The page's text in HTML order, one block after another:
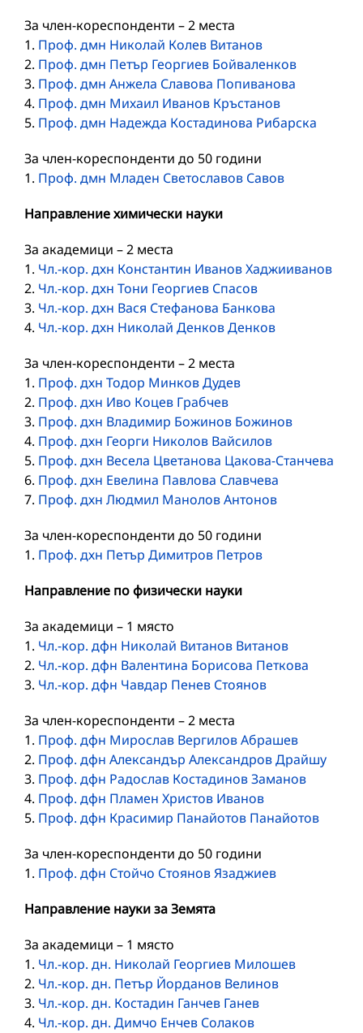
За член-кореспонденти – 2 места
1. Проф. дмн Николай Колев Витанов
2. Проф. дмн Петър Георгиев Бойваленков
3. Проф. дмн Анжела Славова Попиванова
4. Проф. дмн Михаил Иванов Кръстанов
5. Проф. дмн Надежда Костадинова Рибарска
За член-кореспонденти до 50 години
1. Проф. дмн Младен Светославов Савов
Направление химически науки
За академици – 2 места
1. Чл.-кор. дхн Константин Иванов Хаджииванов
2. Чл.-кор. дхн Тони Георгиев Спасов
3. Чл.-кор. дхн Вася Стефанова Банкова
4. Чл.-кор. дхн Николай Денков Денков
За член-кореспонденти – 2 места
1. Проф. дхн Тодор Минков Дудев
2. Проф. дхн Иво Коцев Грабчев
3. Проф. дхн Владимир Божинов Божинов
4. Проф. дхн Георги Николов Вайсилов
5. Проф. дхн Весела Цветанова Цакова-Станчева
6. Проф. дхн Евелина Павлова Славчева
7. Проф. дхн Людмил Манолов Антонов
За член-кореспонденти до 50 години
1. Проф. дхн Петър Димитров Петров
Направление по физически науки
За академици – 1 място
1. Чл.-кор. дфн Николай Витанов Витанов
2. Чл.-кор. дфн Валентина Борисова Петкова
3. Чл.-кор. дфн Чавдар Пенев Стоянов
За член-кореспонденти – 2 мeста
1. Проф. дфн Мирослав Вергилов Абрашев
2. Проф. дфн Александър Александров Драйшу
3. Проф. дфн Радослав Костадинов Заманов
4. Проф. дфн Пламен Христов Иванов
5. Проф. дфн Красимир Панайотов Панайотов
За член-кореспонденти до 50 години
1. Проф. дфн Стойчо Стоянов Язаджиев
Направление науки за Земята
За академици – 1 място
1. Чл.-кор. дн. Николай Георгиев Милошев
2. Чл.-кор. дн. Петър Йорданов Велинов
3. Чл.-кор. дн. Костадин Ганчев Ганев
4. Чл.-кор. дн. Димчо Енчев Солаков